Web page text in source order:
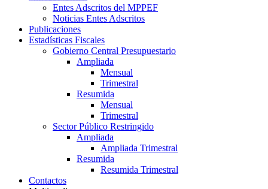
Entes Adscritos del MPPEF
Noticias Entes Adscritos
Publicaciones
Estadísticas Fiscales
Gobierno Central Presupuestario
Ampliada
Mensual
Trimestral
Resumida
Mensual
Trimestral
Sector Público Restringido
Ampliada
Ampliada Trimestral
Resumida
Resumida Trimestral
Contactos